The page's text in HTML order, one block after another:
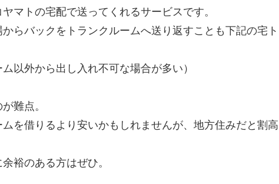
マトの宅配で送ってくれるサービスです。
らバックをトランクルームへ送り返すことも下記の宅ト
以外から出し入れ不可な場合が多い）
難点。
を借りるより安いかもしれませんが、地方住みだと割高
裕のある方はぜひ。